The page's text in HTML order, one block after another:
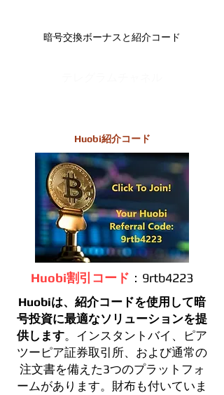
暗号交換ボーナスと紹介コード
Huobi紹介コード
Huobi割引コード ：9rtb4223
Huobiは、紹介コードを使用して暗
号投資に最適なソリューションを提
供します。インスタントバイ、ピア
ツーピア証券取引所、および通常の
注文書を備えた3つのプラットフォ
ームがあります。財布も付いていま